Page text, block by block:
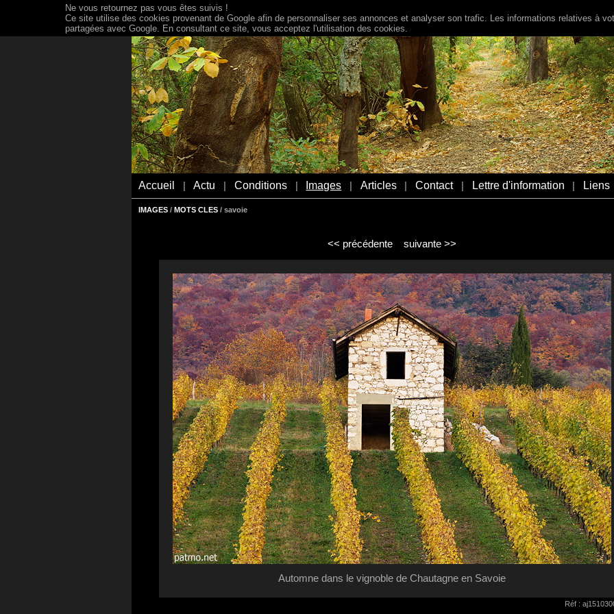
Accueil Actu Conditions Images Articles Contact Lettre d'information Liens
IMAGES / MOTS CLES / savoie
<< précédente suivante >>
Automne dans le vignoble de Chautagne en Savoie
Réf :
Ne vous retournez pas vous êtes suivis !
Ce site utilise des cookies provenant de Google afin de personnaliser ses annonces et analyser son trafic. Les informations relatives à
partagées avec Google. En consultant ce site, vous acceptez l'utilisation des cookies.